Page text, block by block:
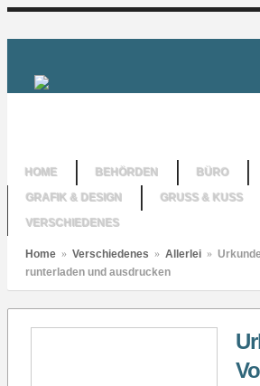
HOME BEHÖRDEN BÜRO
GRAFIK & DESIGN
GRUSS & KUSS
VERSCHIEDENES
Home » Verschiedenes » Allerlei »
runterladen und ausdrucken